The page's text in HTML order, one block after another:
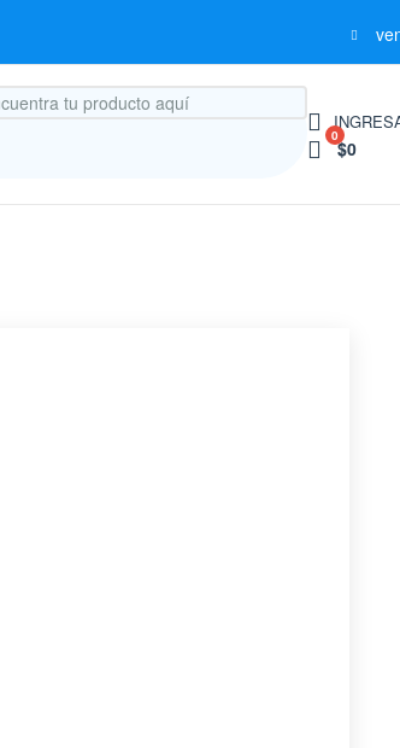
0
$0